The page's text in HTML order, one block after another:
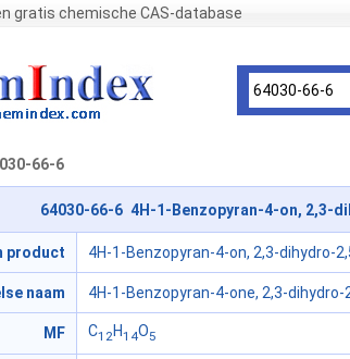
gratis chemische CAS-database
66-6
64030-66-6 4H-1-Benzopyran-4-on, 2,3-
product 4H-1-Benzopyran-4-on, 2,3-dihydro-
naam 4H-1-Benzopyran-4-one, 2,3-
MF C12H14O5